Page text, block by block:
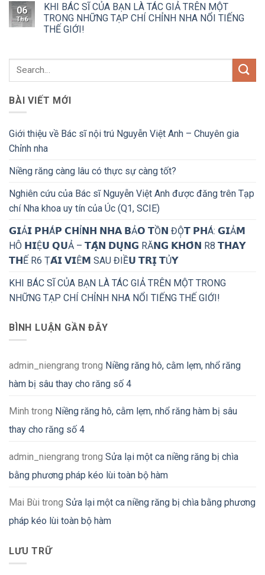
06
Th6
KHI BÁC SĨ CỦA BẠN LÀ TÁC GIẢ TRÊN MỘT
TRONG NHỮNG TẠP CHÍ CHỈNH NHA NỔI TIẾNG
THẾ GIỚI!
BÀI VIẾT MỚI
Giới thiệu về Bác sĩ nội trú Nguyễn Việt Anh – Chuyên gia
Chỉnh nha
Niềng răng càng lâu có thực sự càng tốt?
Nghiên cứu của Bác sĩ Nguyễn Việt Anh được đăng trên Tạp
chí Nha khoa uy tín của Úc (Q1, SCIE)
𝗚𝗜Ả𝗜 𝗣𝗛Á𝗣 𝗖𝗛Ỉ𝗡𝗛 𝗡𝗛𝗔 𝗕Ả𝗢 𝗧Ồ𝗡 ĐỘ̣𝗧 𝗣𝗛Á: 𝗚𝗜Ả𝗠
HÔ 𝗛𝗜Ệ𝗨 𝗤𝗨Ả – 𝗧𝗔̣̂𝗡 𝗗𝗨̣𝗡𝗚 RĂ𝗡𝗚 𝗞𝗛𝗢̂𝗡 R8 𝗧𝗛𝗔𝗬
𝗧𝗛Ế R6 Ṭ𝗔́𝗜 𝗩𝗜Ê𝗠 SAU ĐIỀ𝗨 𝗧𝗥𝗜̣ 𝗧Ủ𝗬
KHI BÁC SĨ CỦA BẠN LÀ TÁC GIẢ TRÊN MỘT TRONG
NHỮNG TẠP CHÍ CHỈNH NHA NỔI TIẾNG THẾ GIỚI!
BÌNH LUẬN GẦN ĐÂY
admin_niengrang trong Niềng răng hô, cằm lẹm, nhổ răng
hàm bị sâu thay cho răng số 4
Minh trong Niềng răng hô, cằm lẹm, nhổ răng hàm bị sâu
thay cho răng số 4
admin_niengrang trong Sửa lại một ca niềng răng bị chìa
bằng phương pháp kéo lùi toàn bộ hàm
Mai Bùi trong Sửa lại một ca niềng răng bị chìa bằng phương
pháp kéo lùi toàn bộ hàm
LƯU TRỮ